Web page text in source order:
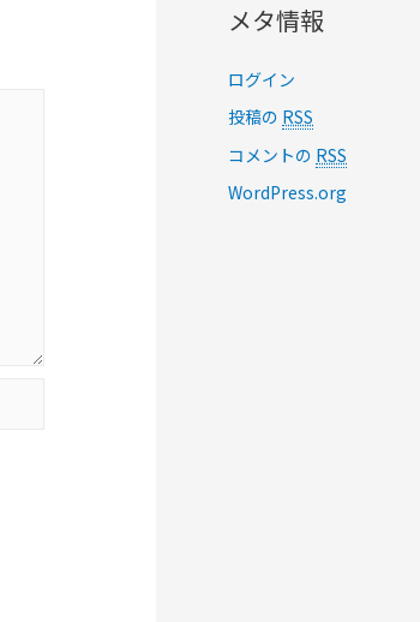
メタ情報
ログイン
投稿の RSS
コメントの RSS
WordPress.org